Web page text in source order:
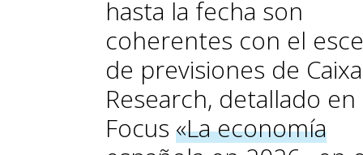
hasta la fecha son
coherentes con el
de previsiones de
Research, detallado en
Focus «La economía